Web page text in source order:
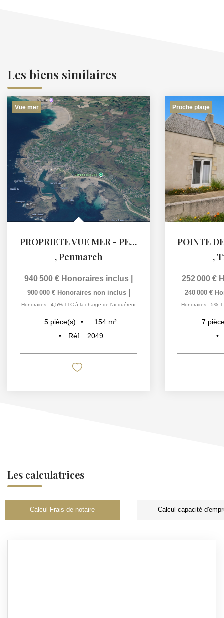
Les biens similaires
Vue mer
PROPRIETE VUE MER - PENMARC'H
,Penmarch
940 500 € Honoraires inclus
900 000 € Honoraires non inclus
Honoraires : 4,5% TTC à la charge de l'acquéreur
5 pièce(s) 154 m²
Réf :
2049
Proche plage
,
252 000 €
240 000 €
Honoraires : 5%
7
Les calculatrices
Calcul Frais de notaire Calcul capacité